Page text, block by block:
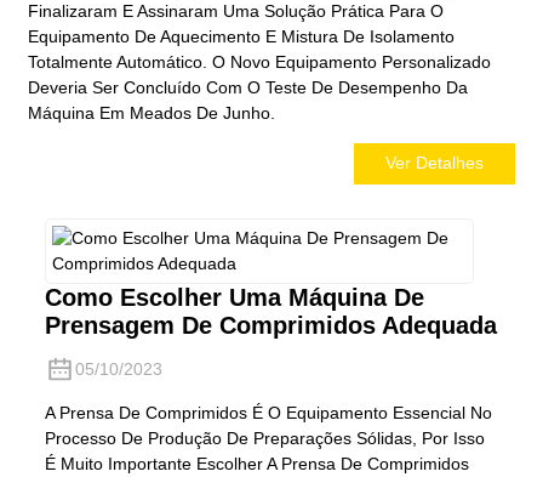
Finalizaram E Assinaram Uma Solução Prática Para O
Equipamento De Aquecimento E Mistura De Isolamento
Totalmente Automático. O Novo Equipamento Personalizado
Deveria Ser Concluído Com O Teste De Desempenho Da
Máquina Em Meados De Junho.
Ver Detalhes
Como Escolher Uma Máquina De
Prensagem De Comprimidos Adequada
05/10/2023
A Prensa De Comprimidos É O Equipamento Essencial No
Processo De Produção De Preparações Sólidas, Por Isso
É Muito Importante Escolher A Prensa De Comprimidos